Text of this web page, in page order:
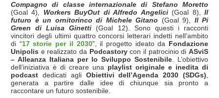
Compagno di classe internazionaledi Stefano Moretto
(Goal 4),
Workers BuyOut di Alfredo Angelici (Goal 8),
Il
futuro è un ornitorinco di Michele Gitano (Goal 9),
Il Pi
Green di Luisa Ginetti (Goal 12). Sono questi i racconti
vincitori degli ultimi quattro concorsi letterari indetti nell’ambito
di “17 storie per il 2030”, il progetto ideato da Fondazione
Unipolis e realizzato da Podcastorycon il patrocinio diASviS
– Alleanza Italiana per lo Sviluppo Sostenibile . L’obiettivo
dell’iniziativa è di creare una playlist originale e inedita di
podcast dedicati agli Obiettivi dell’Agenda 2030 (SDGs)
generata a partire dalle idee di chiunque sia pronto a
raccontare un futuro sostenibile.